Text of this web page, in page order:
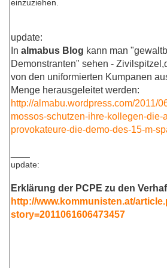
einzuziehen.
update:
In almabus Blog kann man
Demonstranten" sehen -
von den uniformierten Kumpanen
Menge herausgeleitet werden:
http://almabu.wordpress.com/2011/
mossos-schutzen-ihre-kollegen-die-
provokateure-die-demo-des-15-m-
update:
Erklärung der PCPE zu den
http://www.kommunisten.at/
story=2011061606473457